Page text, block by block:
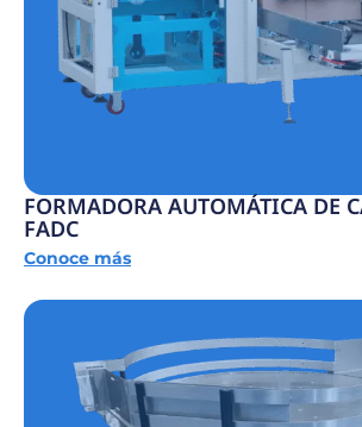
FORMADORA AUTOMÁTICA DE
FADC
Conoce más